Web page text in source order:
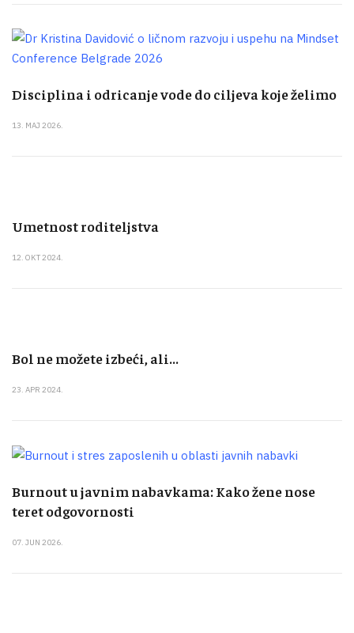
Disciplina i odricanje vode do ciljeva koje želimo
13. MAJ 2026.
Umetnost roditeljstva
12. OKT 2024.
Bol ne možete izbeći, ali...
23. APR 2024.
Burnout u javnim nabavkama: Kako žene nose
teret odgovornosti
07. JUN 2026.